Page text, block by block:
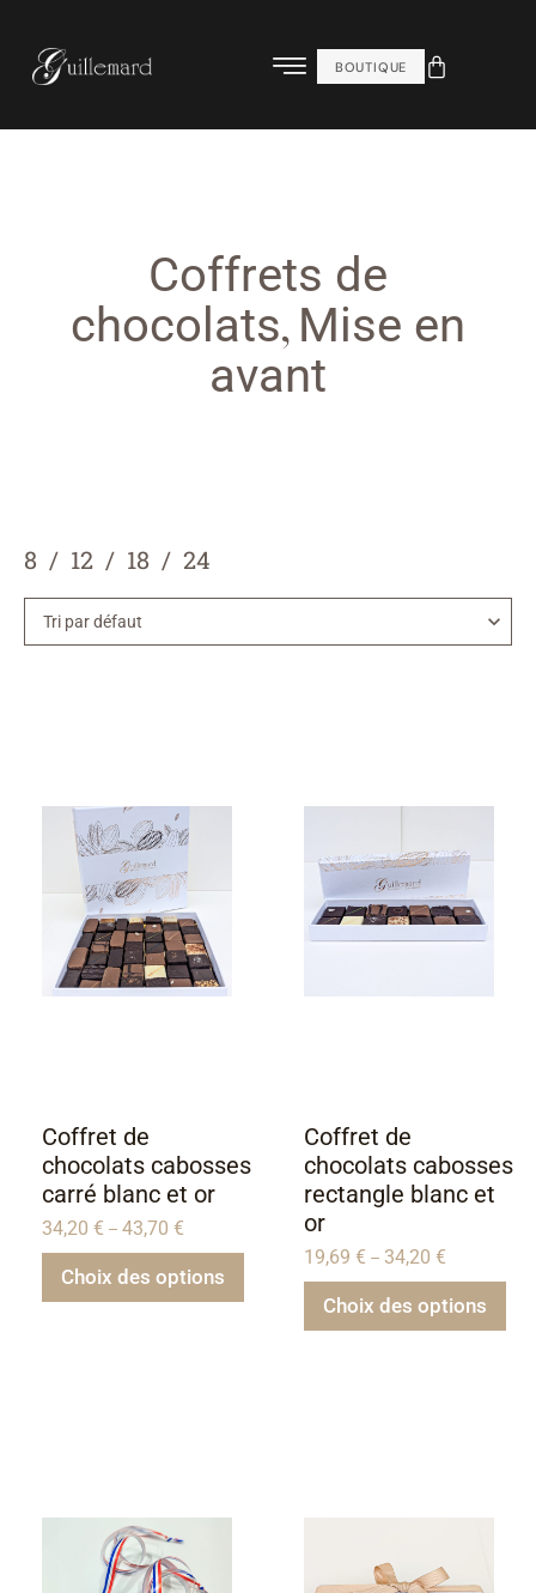
BOUTIQUE
Coffrets de
chocolats, Mise en
avant
8 12 18 24
Coffret de
chocolats cabosses
carré blanc et or
34,20 € – 43,70 €
Choix des options
Coffret de
chocolats cabosses
rectangle blanc et
or
19,69 € – 34,20 €
Choix des options